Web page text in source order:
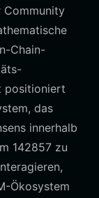
Community
Chain-
positioniert
das
innerhalb
142857 zu
Ökosystem